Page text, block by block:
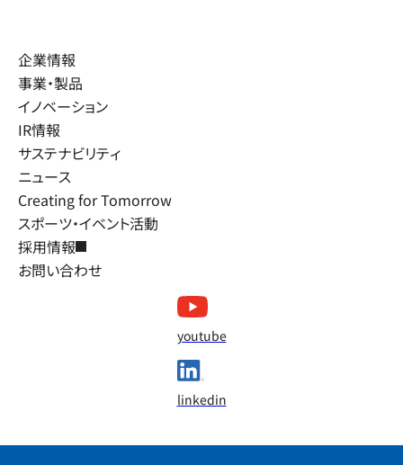
企業情報
事業・製品
イノベーション
IR情報
サステナビリティ
ニュース
Creating for Tomorrow
スポーツ・イベント活動
採用情報
お問い合わせ
youtube
linkedin